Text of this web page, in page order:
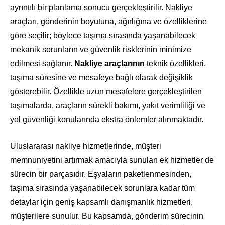
ayrıntılı bir planlama sonucu gerçekleştirilir. Nakliye
araçları, gönderinin boyutuna, ağırlığına ve özelliklerine
göre seçilir; böylece taşıma sırasında yaşanabilecek
mekanik sorunların ve güvenlik risklerinin minimize
edilmesi sağlanır. Nakliye araçlarının teknik özellikleri,
taşıma süresine ve mesafeye bağlı olarak değişiklik
gösterebilir. Özellikle uzun mesafelere gerçekleştirilen
taşımalarda, araçların sürekli bakımı, yakıt verimliliği ve
yol güvenliği konularında ekstra önlemler alınmaktadır.
Uluslararası nakliye hizmetlerinde, müşteri
memnuniyetini artırmak amacıyla sunulan ek hizmetler de
sürecin bir parçasıdır. Eşyaların paketlenmesinden,
taşıma sırasında yaşanabilecek sorunlara kadar tüm
detaylar için geniş kapsamlı danışmanlık hizmetleri,
müşterilere sunulur. Bu kapsamda, gönderim sürecinin